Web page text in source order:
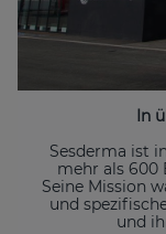
In
Sesderma ist
mehr als 600
Seine Mission
und
und